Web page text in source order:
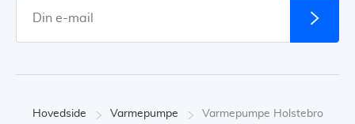
Hovedside Varmepumpe Varmepumpe Holstebro